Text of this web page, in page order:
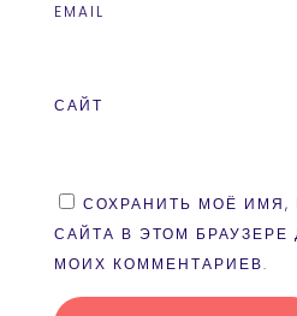
EMAIL
САЙТ
СОХРАНИТЬ МОЁ ИМЯ,
САЙТА В ЭТОМ
МОИХ КОММЕНТАРИЕВ.